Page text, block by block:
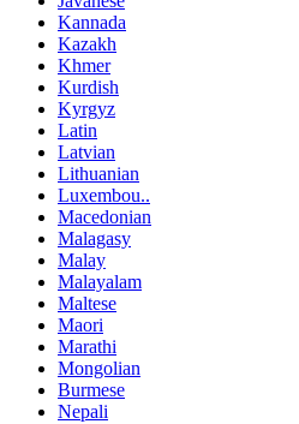
Kannada
Kazakh
Khmer
Kurdish
Kyrgyz
Latin
Latvian
Lithuanian
Luxembou..
Macedonian
Malagasy
Malay
Malayalam
Maltese
Maori
Marathi
Mongolian
Burmese
Nepali